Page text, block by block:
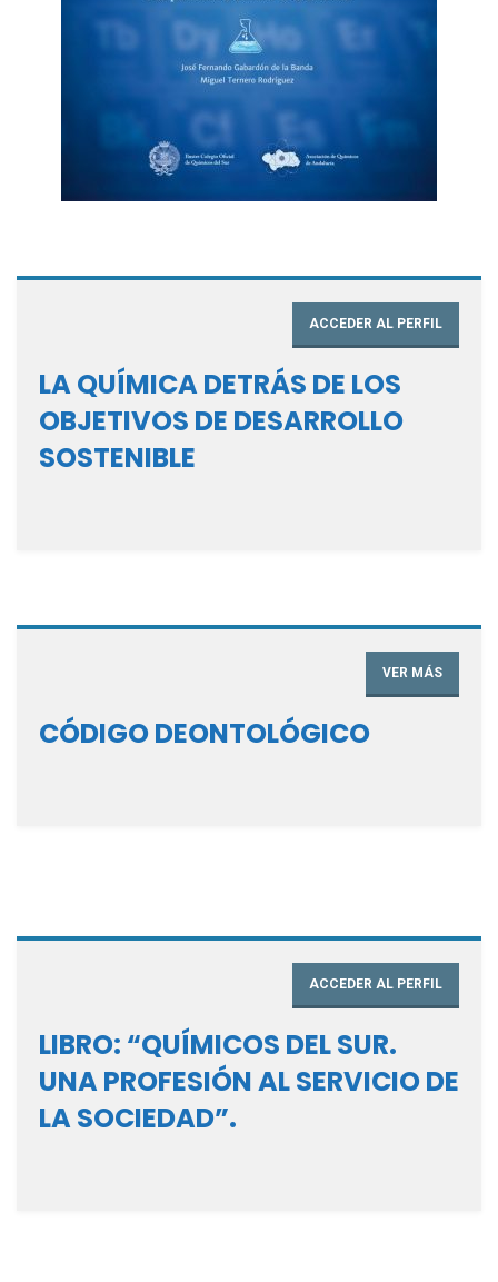
ACCEDER AL PERFIL
LA QUÍMICA DETRÁS DE LOS
OBJETIVOS DE DESARROLLO
SOSTENIBLE
VER MÁS
CÓDIGO DEONTOLÓGICO
ACCEDER AL PERFIL
LIBRO: “QUÍMICOS DEL SUR.
UNA PROFESIÓN AL SERVICIO DE
LA SOCIEDAD”.